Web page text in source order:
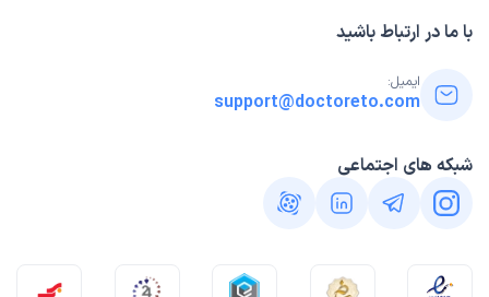
با ما در ارتباط باشید
ایمیل:
support@doctoreto.com
شبکه های اجتماعی